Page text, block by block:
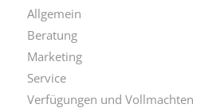
Allgemein
Beratung
Marketing
Service
Verfügungen und Vollmachten